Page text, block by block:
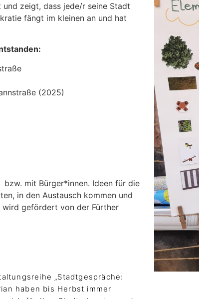
zeigt, dass jede/r seine Stadt
fängt im kleinen an und hat
(2025)
mit Bürger*innen. Ideen für die
in den Austausch kommen und
gefördert von der Fürther
„Stadtgespräche:
haben bis Herbst immer